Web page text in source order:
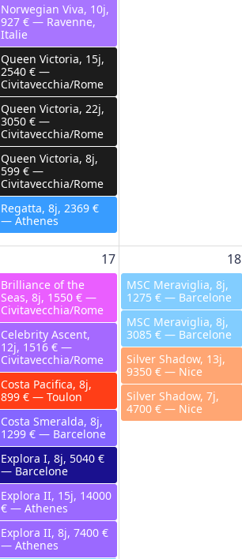
Norwegian Viva, 10j,
927 € — Ravenne,
Italie
Queen Victoria, 15j,
2540 € —
Civitavecchia/Rome
Queen Victoria, 22j,
3050 € —
Civitavecchia/Rome
Queen Victoria, 8j,
599 € —
Civitavecchia/Rome
Regatta, 8j, 2369 €
— Athenes
17
Brilliance of the
Seas, 8j, 1550 € —
Civitavecchia/Rome
Celebrity Ascent,
12j, 1516 € —
Civitavecchia/Rome
Costa Pacifica, 8j,
899 € — Toulon
Costa Smeralda, 8j,
1299 € — Barcelone
Explora I, 8j, 5040 €
— Barcelone
Explora II, 15j, 14000
€ — Athenes
Explora II, 8j, 7400 €
— Athenes
18
MSC Meraviglia, 8j,
1275 € — Barcelone
MSC Meraviglia, 8j,
3085 € — Barcelone
Silver Shadow, 13j,
9350 € — Nice
Silver Shadow, 7j,
4700 € — Nice